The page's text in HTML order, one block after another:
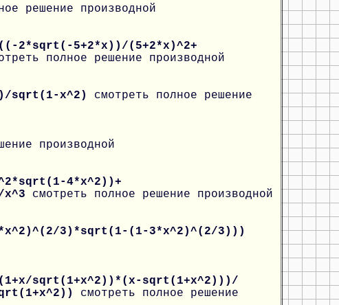
решение производной
2*sqrt(-5+2*x))/(5+2*x)^2+
полное решение производной
sqrt(1-x^2) смотреть полное решение
производной
4*x^2))+
смотреть полное решение производной
3)*sqrt(1-(1-3*x^2)^(2/3)))
sqrt(1+x^2))*(x-sqrt(1+x^2)))/
смотреть полное решение